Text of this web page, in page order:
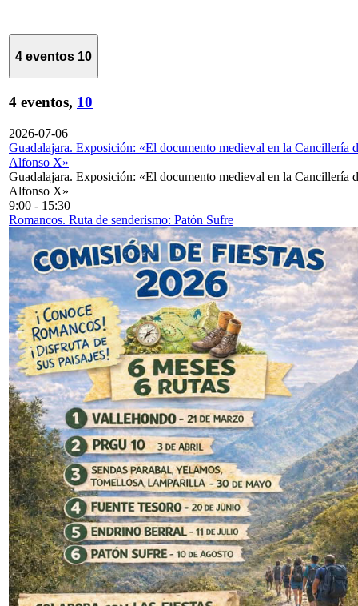
4 eventos 10
4 eventos, 10
2026-07-06
Guadalajara. Exposición: «El documento medieval en la Cancillería
Alfonso X»
Guadalajara. Exposición: «El documento medieval en la Cancillería
Alfonso X»
9:00 - 15:30
Romancos. Ruta de senderismo: Patón Sufre